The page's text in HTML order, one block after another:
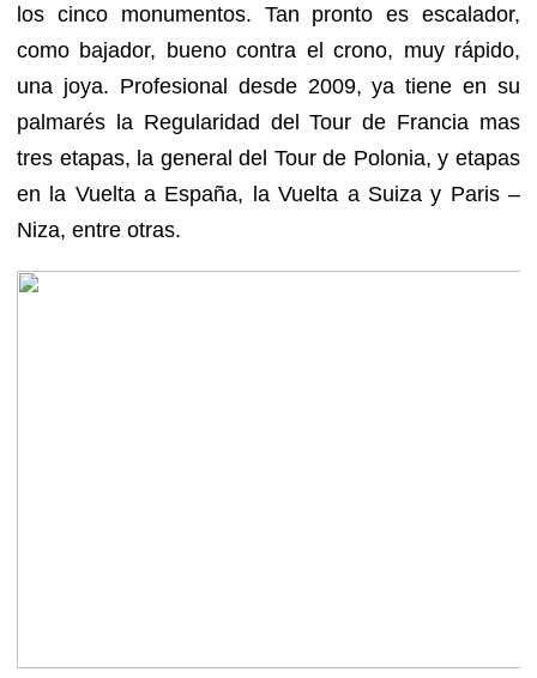
los cinco monumentos. Tan pronto es escalador,
como bajador, bueno contra el crono, muy rápido,
una joya. Profesional desde 2009, ya tiene en su
palmarés la Regularidad del Tour de Francia mas
tres etapas, la general del Tour de Polonia, y etapas
en la Vuelta a España, la Vuelta a Suiza y Paris –
Niza, entre otras.